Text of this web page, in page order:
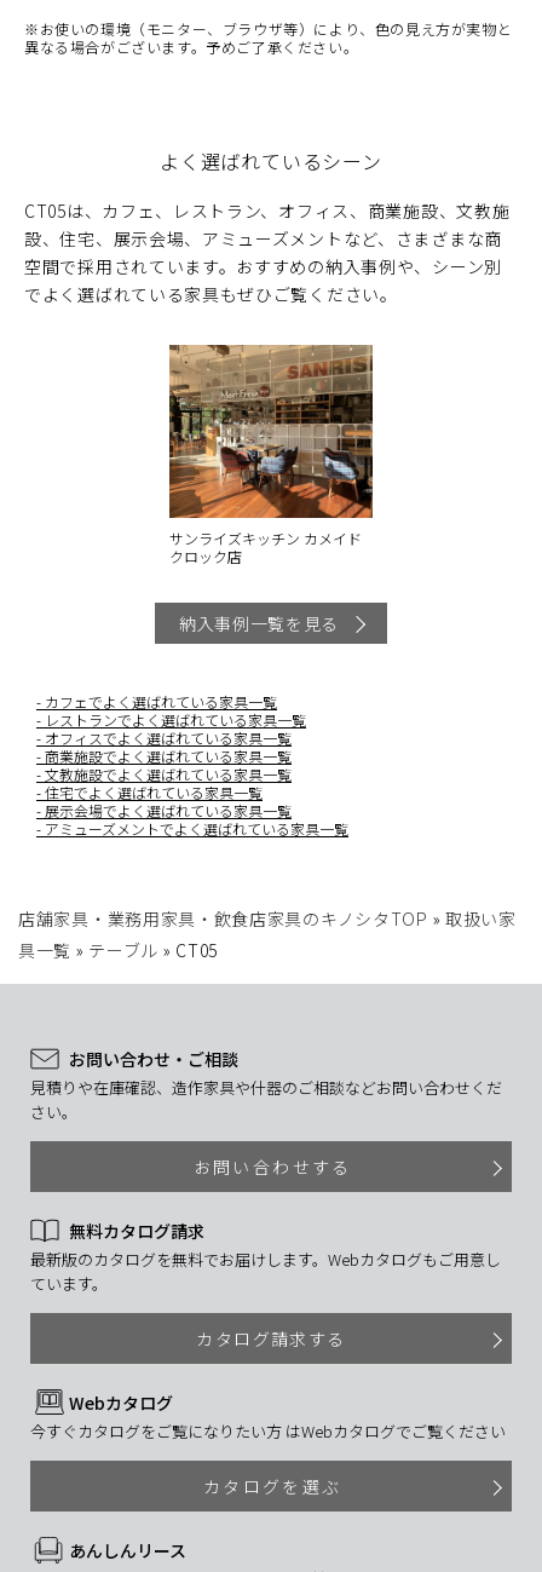
よく選ばれているシーン
CT05は、カフェ、レストラン、オフィス、商業施設、文教施
設、住宅、展示会場、アミューズメントなど、さまざまな商
空間で採用されています。おすすめの納入事例や、シーン別
でよく選ばれている家具もぜひご覧ください。
サンライズキッチン カメイド
クロック店
納入事例一覧を見る
カフェでよく選ばれている家具一覧
レストランでよく選ばれている家具一覧
オフィスでよく選ばれている家具一覧
商業施設でよく選ばれている家具一覧
文教施設でよく選ばれている家具一覧
住宅でよく選ばれている家具一覧
展示会場でよく選ばれている家具一覧
アミューズメントでよく選ばれている家具一覧
※お使いの環境（モニター、ブラウザ等）により、色の見え方が実物と
異なる場合がございます。予めご了承ください。
店舗家具・業務用家具・飲食店家具のキノシタTOP » 取扱い家
具一覧 » テーブル » CT05
お問い合わせ・ご相談
見積りや在庫確認、造作家具や什器のご相談などお問い合わせくだ
さい。
お問い合わせする
無料カタログ請求
最新版のカタログを無料でお届けします。Webカタログもご用意し
ています。
カタログ請求する
Webカタログ
今すぐカタログをご覧になりたい方 はWebカタログでご覧ください
カタログを選ぶ
あんしんリース